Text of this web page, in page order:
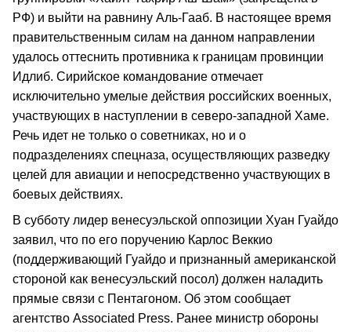
РФ) и выйти на равнину Аль-Гааб. В настоящее время
правительственным силам на данном направлении
удалось оттеснить противника к границам провинции
Идлиб. Сирийское командование отмечает
исключительно умелые действия российских военных,
участвующих в наступлении в северо-западной Хаме.
Речь идет не только о советниках, но и о
подразделениях спецназа, осуществляющих разведку
целей для авиации и непосредственно участвующих в
боевых действиях.
В субботу лидер венесуэльской оппозиции Хуан Гуайдо
заявил, что по его поручению Карлос Веккио
(поддерживающий Гуайдо и признанный американской
стороной как венесуэльский посол) должен наладить
прямые связи с Пентагоном. Об этом сообщает
агентство Associated Press. Ранее министр обороны